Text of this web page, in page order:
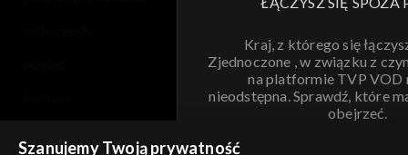
Kraj, z którego się
Zjednoczone , w związku z
na platformie TVP VOD
nieodstępna. Sprawdź, które
obejrzeć.
Szanujemy Twoją prywatność